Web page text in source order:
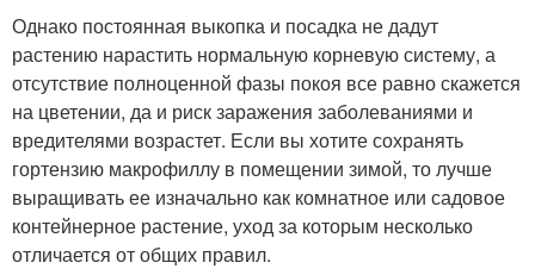
Однако постоянная выкопка и посадка не дадут
растению нарастить нормальную корневую систему, а
отсутствие полноценной фазы покоя все равно скажется
на цветении, да и риск заражения заболеваниями и
вредителями возрастет. Если вы хотите сохранять
гортензию макрофиллу в помещении зимой, то лучше
выращивать ее изначально как комнатное или садовое
контейнерное растение, уход за которым несколько
отличается от общих правил.